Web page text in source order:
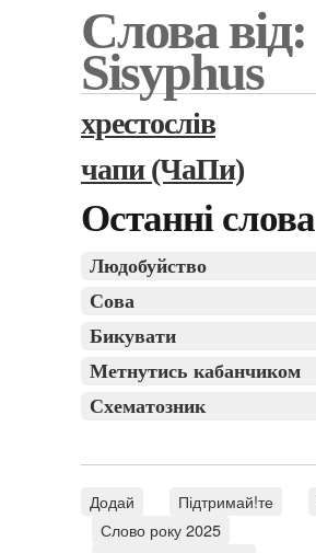
Слова від:
Sisyphus
хрестослів
чапи (ЧаПи)
Останні слова
Людобуйство
Сова
Бикувати
Метнутись кабанчиком
Схематозник
Додай Підтримай!те
Слово року 2025